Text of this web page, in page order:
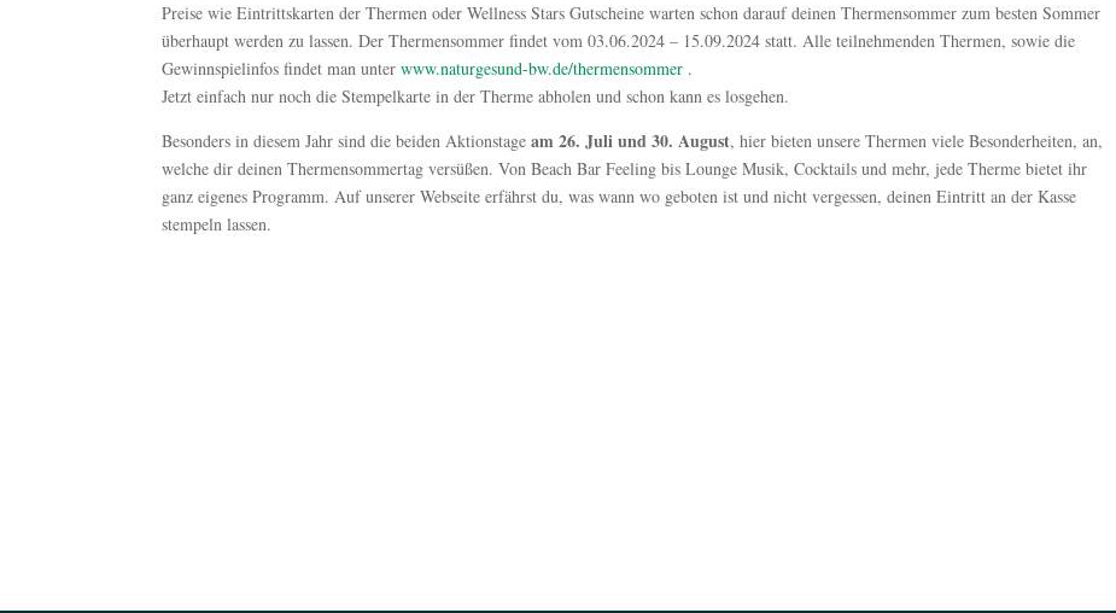
Preise wie Eintrittskarten der Thermen oder Wellness Stars Gutscheine warten schon darauf deinen Thermensommer zum besten Sommer
überhaupt werden zu lassen. Der Thermensommer findet vom 03.06.2024 – 15.09.2024 statt. Alle teilnehmenden Thermen, sowie die
Gewinnspielinfos findet man unterwww.naturgesund-bw.de/thermensommer .
Jetzt einfach nur noch die Stempelkarte in der Therme abholen und schon kann es losgehen.
Besonders in diesem Jahr sind die beiden Aktionstageam 26. Juli und 30. August, hier bieten unsere Thermen viele Besonderheiten, an,
welche dir deinen Thermensommertag versüßen. Von Beach Bar Feeling bis Lounge Musik, Cocktails und mehr, jede Therme bietet ihr
ganz eigenes Programm. Auf unserer Webseite erfährst du, was wann wo geboten ist und nicht vergessen, deinen Eintritt an der Kasse
stempeln lassen.